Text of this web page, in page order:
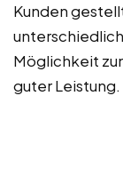
Kunden
Möglichkeit
guter Leistung.